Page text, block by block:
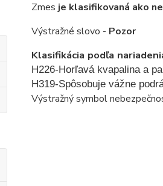
Zmes je klasifikovaná ako
Výstražné slovo - Pozor
Klasifikácia podľa
H226-Horľavá kvapalina a
H319-Spôsobuje vážne
Výstražný symbol